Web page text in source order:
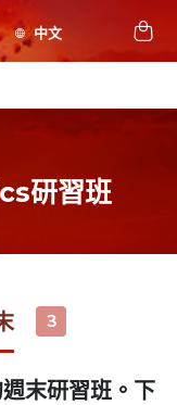
研習班
3
末研習班。下